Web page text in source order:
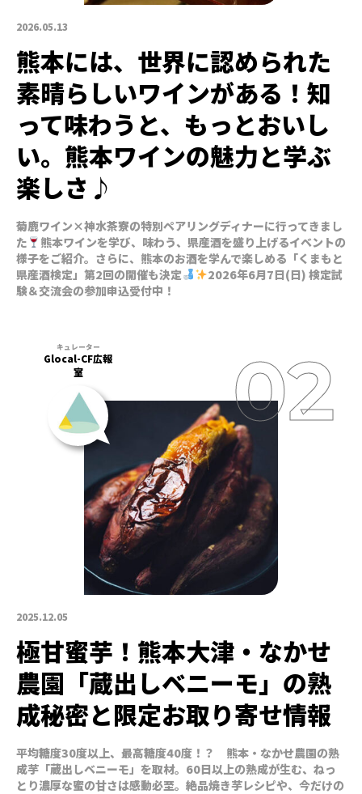
2026.05.13
熊本には、世界に認められた
素晴らしいワインがある！知
って味わうと、もっとおいし
い。熊本ワインの魅力と学ぶ
楽しさ♪
菊鹿ワイン×神水茶寮の特別ペアリングディナーに行ってきまし
た
熊本ワインを学び、味わう、県産酒を盛り上げるイベントの
様子をご紹介。さらに、熊本のお酒を学んで楽しめる「くまもと
県産酒検定」第2回の開催も決定
2026年6月7日(日) 検定試
験＆交流会の参加申込受付中！
2025.12.05
Glocal-CF広報
室
極甘蜜芋！熊本大津・なかせ
農園「蔵出しベニーモ」の熟
成秘密と限定お取り寄せ情報
平均糖度30度以上、最高糖度40度！？ 熊本・なかせ農園の熟
成芋「蔵出しベニーモ」を取材。60日以上の熟成が生む、ねっ
とり濃厚な蜜の甘さは感動必至。絶品焼き芋レシピや、今だけの